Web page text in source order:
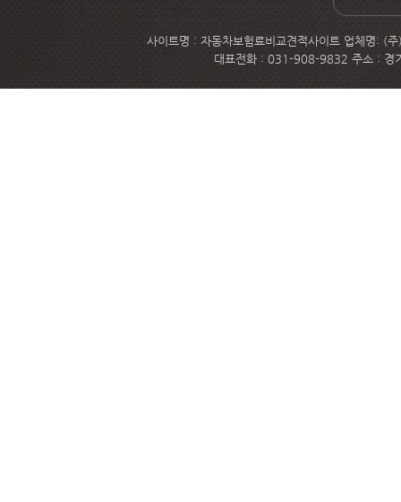
사이트명 : 자동차보험료비교견적사이트 업체명: (
대표전화 : 031-908-9832 주소 : 경